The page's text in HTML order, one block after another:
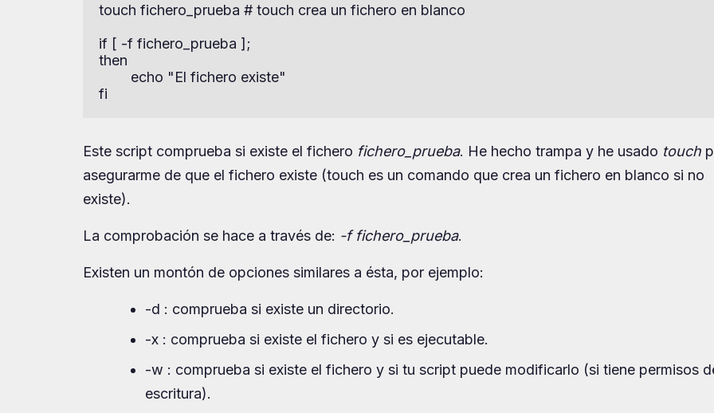
touch fichero_prueba # touch crea un fichero en blanco
if [ -f fichero_prueba ];
then
        echo "El fichero existe"
fi
Este script comprueba si existe el fichero fichero_prueba. He hecho trampa y he usado touch
asegurarme de que el fichero existe (touch es un comando que crea un fichero en blanco si no
existe).
La comprobación se hace a través de: -f fichero_prueba.
Existen un montón de opciones similares a ésta, por ejemplo:
-d : comprueba si existe un directorio.
-x : comprueba si existe el fichero y si es ejecutable.
-w : comprueba si existe el fichero y si tu script puede modificarlo (si tiene permisos
escritura).